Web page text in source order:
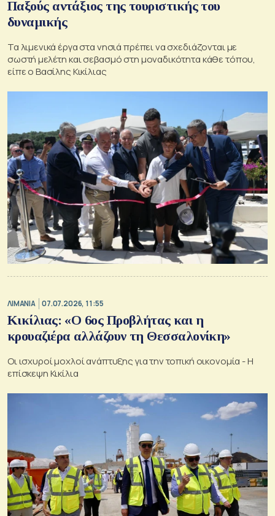
Παξούς αντάξιος της τουριστικής του
δυναμικής
Τα λιμενικά έργα στα νησιά πρέπει να σχεδιάζονται με
σωστή μελέτη και σεβασμό στη μοναδικότητα κάθε τόπου,
είπε ο Βασίλης Κικίλιας
ΛΙΜΑΝΙΑ 07.07.2026, 11:55
Κικίλιας: «Ο 6ος Προβλήτας και η
κρουαζιέρα αλλάζουν τη Θεσσαλονίκη»
Οι ισχυροί μοχλοί ανάπτυξης για την τοπική οικονομία - Η
επίσκεψη Κικίλια